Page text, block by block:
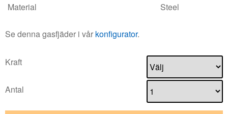
Material
Steel
Se denna gasfjäder i vår konfigurator.
Kraft
Antal